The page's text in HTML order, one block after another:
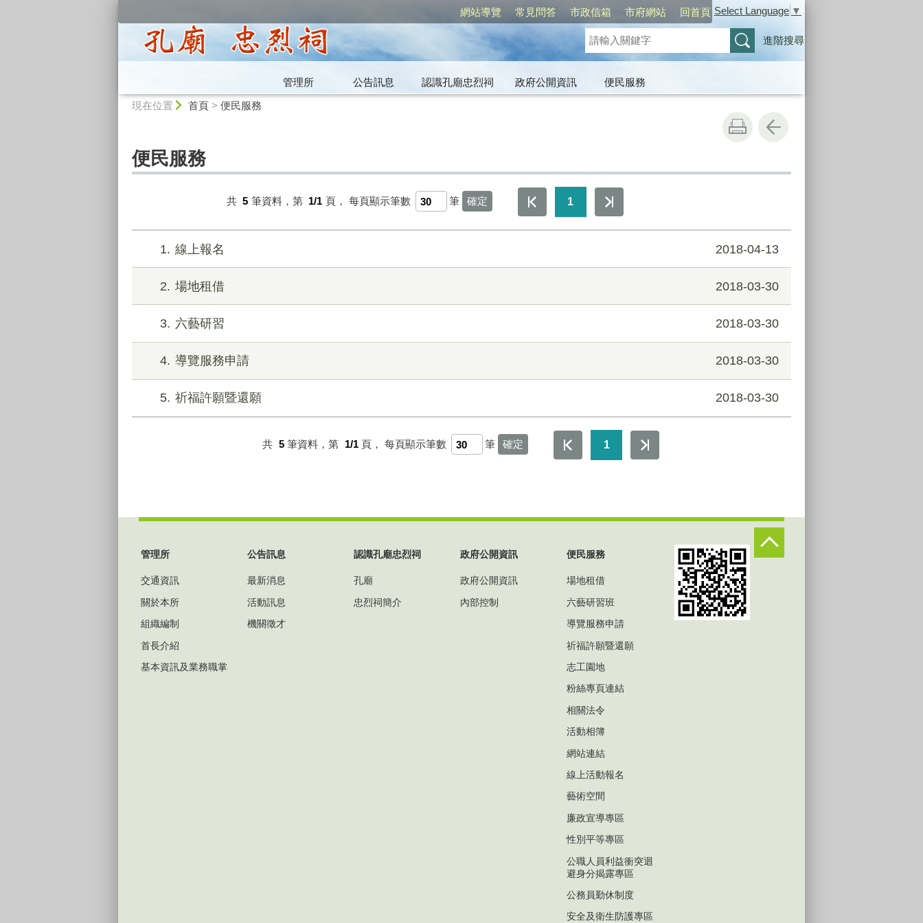
網站導覽 常見問答 市政信箱 市府網站 回首頁 Select Language ▼
進階搜尋
管理所 公告訊息 認識孔廟忠烈祠 政府公開資訊
便民服務
現在位置 首頁> 便民服務
便民服務
共 5 筆資料，第 1/1 頁， 每頁顯示筆數 筆 1
1 線上報名 2018-04-13
2 場地租借 2018-03-30
3 六藝研習 2018-03-30
4 導覽服務申請 2018-03-30
5 祈福許願暨還願 2018-03-30
共 5 筆資料，第 1/1 頁， 每頁顯示筆數 筆 1
管理所
交通資訊
關於本所
組織編制
首長介紹
基本資訊及業務職掌
公告訊息
最新消息
活動訊息
機關徵才
認識孔廟忠烈祠
孔廟
忠烈祠簡介
政府公開資訊
政府公開資訊
內部控制
便民服務
場地租借
六藝研習班
導覽服務申請
祈福許願暨還願
志工園地
粉絲專頁連結
相關法令
活動相簿
網站連結
線上活動報名
藝術空間
廉政宣導專區
性別平等專區
公職人員利益衝突迴
避身分揭露專區
公務員勤休制度
安全及衛生防護專區